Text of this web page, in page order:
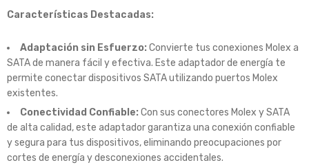
Características Destacadas:
Adaptación sin Esfuerzo: Convierte tus conexiones Molex a
SATA de manera fácil y efectiva. Este adaptador de energía te
permite conectar dispositivos SATA utilizando puertos Molex
existentes.
Conectividad Confiable: Con sus conectores Molex y SATA
de alta calidad, este adaptador garantiza una conexión confiable
y segura para tus dispositivos, eliminando preocupaciones por
cortes de energía y desconexiones accidentales.